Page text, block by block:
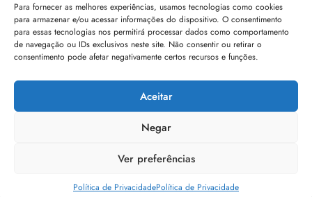
Para fornecer as melhores experiências, usamos tecnologias como cookies
para armazenar e/ou acessar informações do dispositivo. O consentimento
para essas tecnologias nos permitirá processar dados como comportamento
de navegação ou IDs exclusivos neste site. Não consentir ou retirar o
consentimento pode afetar negativamente certos recursos e funções.
Aceitar
Negar
Ver preferências
Política de PrivacidadePolítica de Privacidade
Restaurantes
Alimentação Fora do Lar
Política de Privacidade Termos de Uso
NewsBlogger - Magazine & BlogWordPressTema 2026 | Powered By